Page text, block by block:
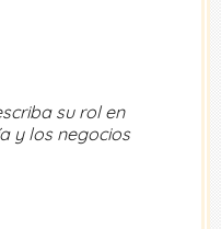
su rol en
y los negocios